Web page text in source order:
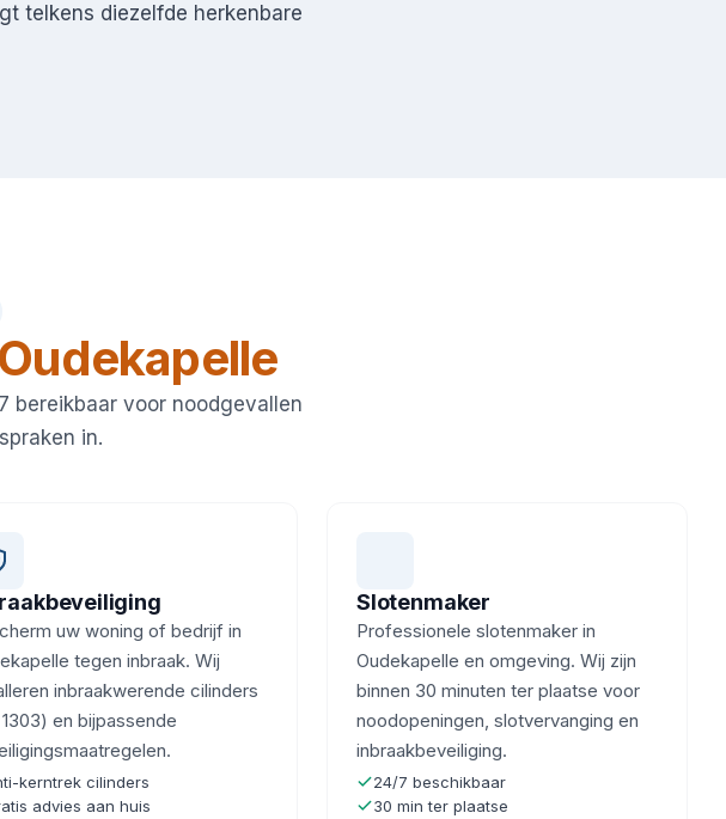
telkens diezelfde herkenbare
Oudekapelle
bereikbaar voor noodgevallen
in.
uw woning of bedrijf in
tegen inbraak. Wij
inbraakwerende cilinders
en bijpassende
kerntrek cilinders
advies aan huis
Slotenmaker
Professionele slotenmaker in
Oudekapelle en omgeving. Wij zijn
binnen 30 minuten ter plaatse voor
noodopeningen, slotvervanging en
inbraakbeveiliging.
24/7 beschikbaar
30 min ter plaatse